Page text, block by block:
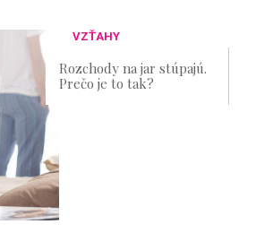
VZŤAHY
Rozchody na jar stúpajú.
Prečo je to tak?